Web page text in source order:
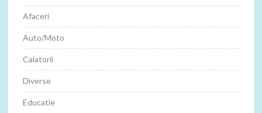
Afaceri
Auto/Moto
Calatorii
Diverse
Educatie